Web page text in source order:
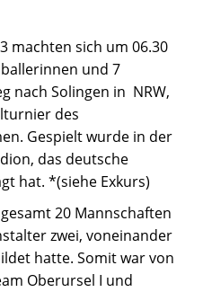
machten sich um 06.30
und 7
nach Solingen in NRW,
des
Gespielt wurde in der
das deutsche
hat. *(siehe Exkurs)
20 Mannschaften
zwei, voneinander
hatte. Somit war von
Oberursel I und